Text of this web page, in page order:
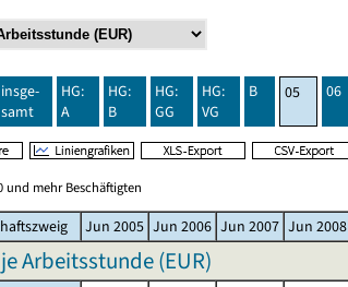
insge-
samt
HG:
A
HG:
B
HG:
GG
HG:
VG
B 05 06
und mehr Beschäftigten
Jun 2005 Jun 2006 Jun 2007 Jun 2008
Arbeitsstunde (EUR)